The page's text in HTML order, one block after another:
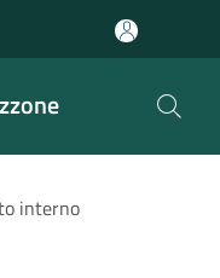
interno